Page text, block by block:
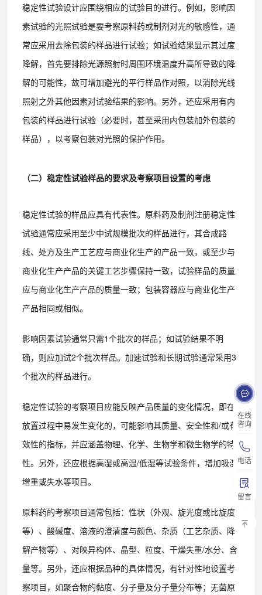
在线
咨询
电话
留言
稳定性试验设计应围绕相应的试验目的进行。例如，影响因
素试验的光照试验是要考察原料药或制剂对光的敏感性，通
常应采用去除包装的样品进行试验；如试验结果显示其过度
降解，首先要排除光源照射时周围环境温度升高所导致的降
解的可能性，故可增加避光的平行样品作对照，以消除光线
照射之外其他因素对试验结果的影响。另外，还应采用有内
包装的样品进行试验（必要时，甚至采用内包装加外包装的
样品），以考察包装对光照的保护作用。
（二）稳定性试验样品的要求及考察项目设置的考虑
稳定性试验的样品应具有代表性。原料药及制剂注册稳定性
试验通常应采用至少中试规模批次的样品进行，其合成路
线、处方及生产工艺应与商业化生产的产品一致，或至少与
商业化生产产品的关键工艺步骤保持一致，试验样品的质量
应与商业化生产产品的质量一致；包装容器应与商业化生产
产品相同或相似。
影响因素试验通常只需1个批次的样品；如试验结果不明
确，则应加试2个批次样品。加速试验和长期试验通常采用3
个批次的样品进行。
稳定性试验的考察项目应能反映产品质量的变化情况，即在
放置过程中易发生变化的，可能影响其质量、安全性和/或有
效性的指标，并应涵盖物理、化学、生物学和微生物学的特
性。另外，还应根据高湿或高温/低湿等试验条件，增加吸湿
增重或失水等项目。
原料药的考察项目通常包括：性状（外观、旋光度或比旋度
等）、酸碱度、溶液的澄清度与颜色、杂质（工艺杂质、降
解产物等）、对映异构体、晶型、粒度、干燥失重/水分、含
量等。另外，还应根据品种的具体情况，有针对性地设置考
察项目，如聚合物的黏度、分子量及分子量分布等；无菌原